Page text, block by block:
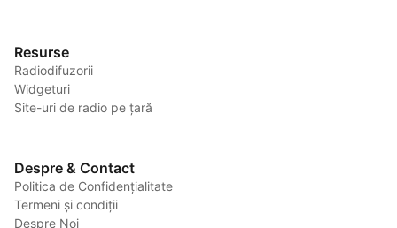
Resurse
Radiodifuzorii
Widgeturi
Site-uri de radio pe țară
Despre & Contact
Politica de Confidențialitate
Termeni și condiții
Despre Noi